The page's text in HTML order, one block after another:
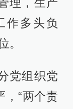
作多头负
。
党组织党
，“两个责